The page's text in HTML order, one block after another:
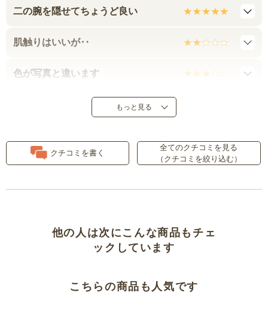
二の腕を隠せてちょうど良い
肌触りはいいが‥
色が写真と違います
下着の色
シルエットが綺麗です！
もっと見る
クチコミを書く
全てのクチコミを見る
（クチコミを絞り込む）
他の人は次にこんな商品もチェ
ックしています
こちらの商品も人気です